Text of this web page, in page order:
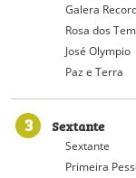
Galera
Rosa dos
José Olympio
Paz e Terra
3 Sextante
Sextante
Primeira